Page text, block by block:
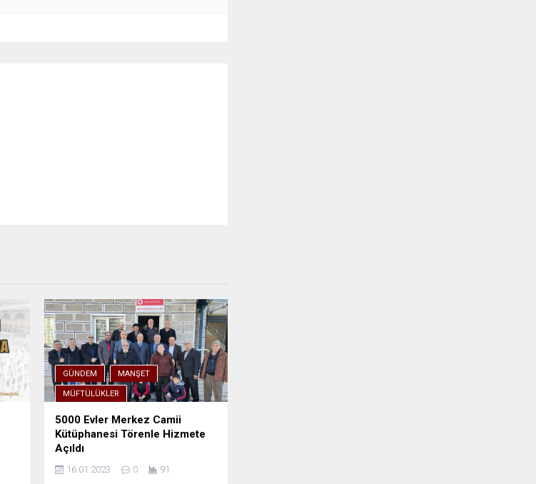
GÜNDEM MANŞET
MÜFTÜLÜKLER
5000 Evler Merkez Camii
Kütüphanesi Törenle Hizmete
Açıldı
16.01.2023 0 91